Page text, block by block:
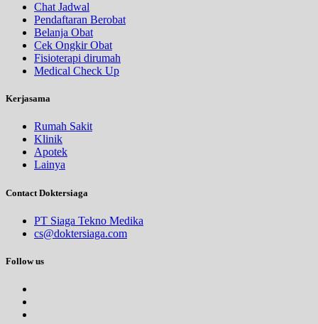
Chat Jadwal
Pendaftaran Berobat
Belanja Obat
Cek Ongkir Obat
Fisioterapi dirumah
Medical Check Up
Kerjasama
Rumah Sakit
Klinik
Apotek
Lainya
Contact Doktersiaga
PT Siaga Tekno Medika
cs@doktersiaga.com
Follow us